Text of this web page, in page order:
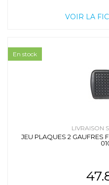
VOIR LA
LIVRAISON
JEU PLAQUES 2 GAUFRES
En stock